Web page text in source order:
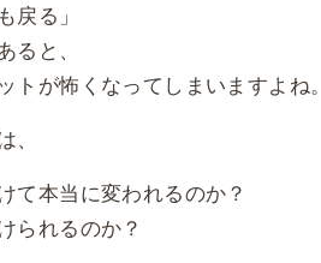
戻る」
ると、
トが怖くなってしまいますよね。
、
て本当に変われるのか？
られるのか？